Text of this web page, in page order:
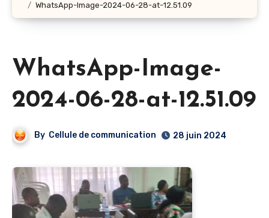
WhatsApp-Image-2024-06-28-at-12.51.09
WhatsApp-Image-
2024-06-28-at-12.51.09
By Cellule de communication 28 juin 2024